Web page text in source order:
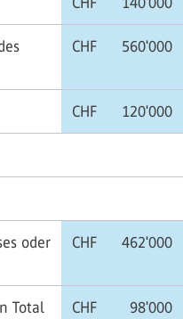
CHF 560'000
CHF 120'000
oder
CHF 462'000
Total
CHF 98'000